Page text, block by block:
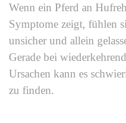
Wenn ein Pferd an
Symptome zeigt, fühlen
unsicher und allein
Gerade bei
Ursachen kann es
zu finden.